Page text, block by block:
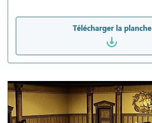
Télécharger la planche